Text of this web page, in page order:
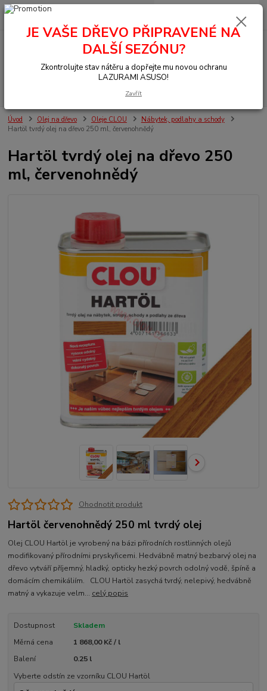
+420 377 441 961 0,00 Kč
Úvod Olej na dřevo Oleje CLOU
Nábytek, podlahy a schody
Hartöl tvrdý olej na dřevo 250 ml, červenohnědý
Hartöl tvrdý olej na dřevo 250
ml, červenohnědý
Ohodnotit produkt
Hartöl červenohnědý 250 ml tvrdý olej
Olej CLOU Hartöl je vyrobený na bázi přírodních rostlinných olejů
modifikovaný přírodními pryskyřicemi. Hedvábně matný bezbarvý olej na
dřevo vytváří příjemný, hladký, opticky hezký povrch odolný vodě, špíně a
domácím chemikáliím. CLOU Hartöl zasychá tvrdý, nelepivý, hedvábně
matný a vykazuje velm... celý popis
Dostupnost
Skladem
Měrná cena
1 868,00 Kč / l
Balení
0.25 l
Vyberte odstín ze vzorníku CLOU Hartöl
JE VAŠE DŘEVO PŘIPRAVENÉ NA
DALŠÍ SEZÓNU?
Zkontrolujte stav nátěru a dopřejte mu novou ochranu
LAZURAMI ASUSO!
Zavřít